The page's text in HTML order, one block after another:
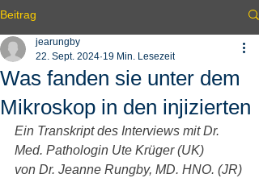
Beitrag
Was fanden sie unter dem
Mikroskop in den injizierten
jearungby
22. Sept. 2024 19 Min. Lesezeit
Ein Transkript des Interviews mit Dr.
Med. Pathologin Ute Krüger (UK)
von Dr. Jeanne Rungby, MD. HNO. (JR)